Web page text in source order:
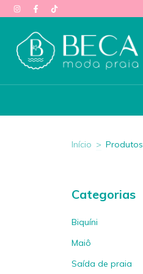
grátis acima de R$500
Início > Produtos
Categorias
Biquíni
Maiô
Saída de praia